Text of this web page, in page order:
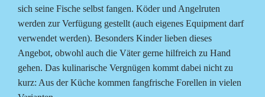
sich seine Fische selbst fangen. Köder und Angelruten
werden zur Verfügung gestellt (auch eigenes Equipment darf
verwendet werden). Besonders Kinder lieben dieses
Angebot, obwohl auch die Väter gerne hilfreich zu Hand
gehen. Das kulinarische Vergnügen kommt dabei nicht zu
kurz: Aus der Küche kommen fangfrische Forellen in vielen